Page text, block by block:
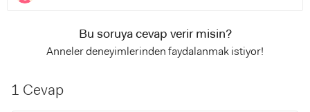
Bu soruya cevap verir misin?
Anneler deneyimlerinden faydalanmak istiyor!
1 Cevap